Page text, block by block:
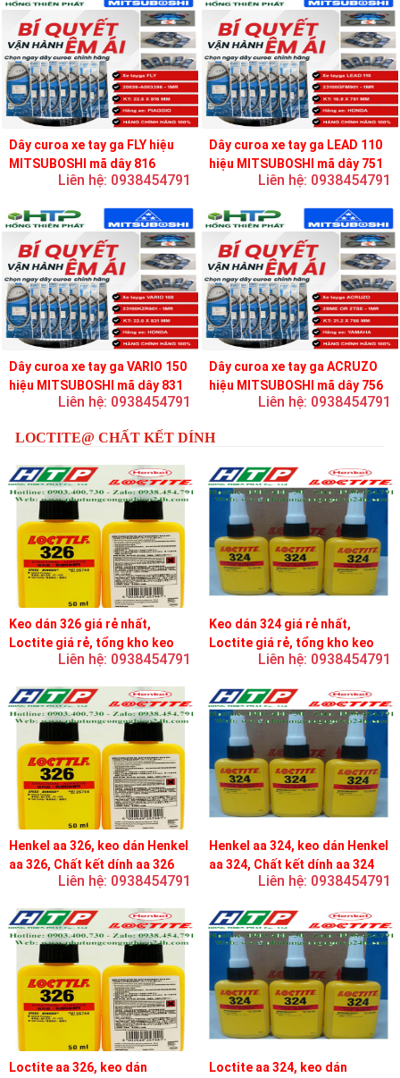
Dây curoa xe tay ga FLY hiệu
MITSUBOSHI mã dây 816
Liên hệ: 0938454791
Dây curoa xe tay ga LEAD 110
hiệu MITSUBOSHI mã dây 751
Liên hệ: 0938454791
Dây curoa xe tay ga VARIO 150
hiệu MITSUBOSHI mã dây 831
Liên hệ: 0938454791
Dây curoa xe tay ga ACRUZO
hiệu MITSUBOSHI mã dây 756
Liên hệ: 0938454791
LOCTITE@ CHẤT KẾT DÍNH
Keo dán 326 giá rẻ nhất,
Loctite giá rẻ, tổng kho keo
Liên hệ: 0938454791
Keo dán 324 giá rẻ nhất,
Loctite giá rẻ, tổng kho keo
Liên hệ: 0938454791
Henkel aa 326, keo dán Henkel
aa 326, Chất kết dính aa 326
Liên hệ: 0938454791
Henkel aa 324, keo dán Henkel
aa 324, Chất kết dính aa 324
Liên hệ: 0938454791
Loctite aa 326, keo dán
Loctite aa 324, keo dán